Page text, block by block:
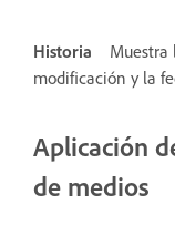
Historia
Muestra
modificación y la
Aplicación
de medios